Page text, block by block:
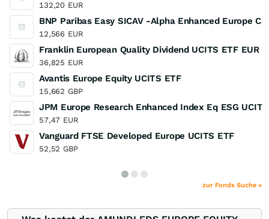
132,20 EUR
BNP Paribas Easy SICAV -Alpha Enhanced Europe
12,566 EUR
Franklin European Quality Dividend UCITS ETF EUR
36,825 EUR
Avantis Europe Equity UCITS ETF
15,662 GBP
JPM Europe Research Enhanced Index Eq ESG
57,47 EUR
Vanguard FTSE Developed Europe UCITS ETF
52,52 GBP
zur Fonds Suche »